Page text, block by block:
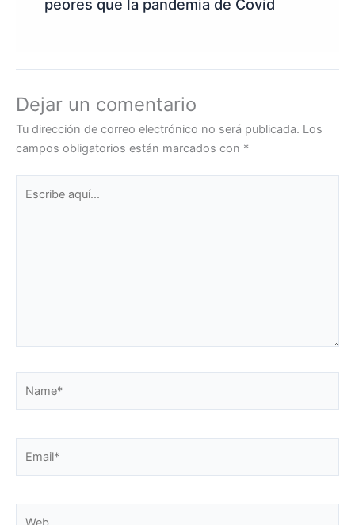
peores que la pandemia de Covid
Dejar un comentario
Tu dirección de correo electrónico no será publicada. Los
campos obligatorios están marcados con *
aquí...